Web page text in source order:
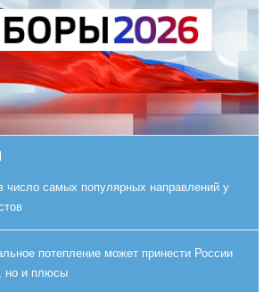
число самых популярных направлений у
потепление может принести России
но и плюсы